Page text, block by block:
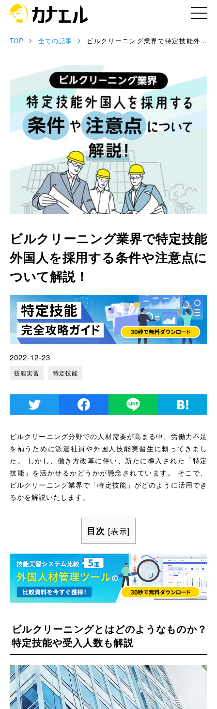
記事
お役立ち資料
セミナー情報
専門家情報
TOP 全ての記事
ビルクリーニング業界で特定技能外国
ビルクリーニング業界で特定技能
外国人を採用する条件や注意点に
ついて解説！
2022-12-23
技能実習 特定技能
ビルクリーニング分野での人材需要が高まる中、労働力不足
を補うために派遣社員や外国人技能実習生に頼ってきまし
た。 しかし、働き方改革に伴い、新たに導入された「特定
技能」を活かせるかどうかが懸念されています。 そこで、
ビルクリーニング業界で「特定技能」がどのように活用でき
るかを解説いたします。
目次 [表示]
ビルクリーニングとはどのようなものか？
特定技能や受入人数も解説